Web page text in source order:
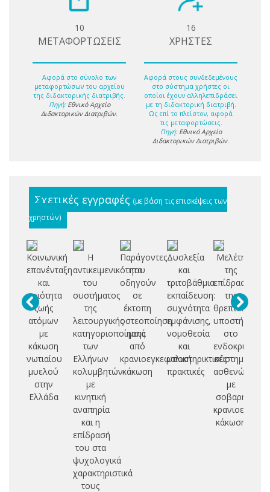
10
ΜΕΤΑΦΟΡΤΩΣΕΙΣ
Αφορά στο σύνολο των
μεταφορτώσων του αρχείου
της διδακτορικής διατριβής.
Πηγή: Εθνικό Αρχείο
Διδακτορικών Διατριβών.
16
ΧΡΗΣΤΕΣ
Αφορά στους συνδεδεμένους
στο σύστημα χρήστες οι
οποίοι έχουν αλληλεπιδράσει
με τη διδακτορική διατριβή.
Ως επί το πλείστον, αφορά
τις μεταφορτώσεις.
Πηγή: Εθνικό Αρχείο
Διδακτορικών Διατριβών.
Σχετικές εγγραφές (με βάση τις επισκέψεις των
χρηστών)
Κοινωνική
επανένταξη
και
ποιότητα
ζωής
ατόμων
με
κάκωση
νωτιαίου
μυελού
στην
Ελλάδα
Η
αντικειμενικότητα
του
συστήματος
της
λειτουργικής
κατηγοριοποίησης
των
Ελλήνων
κολυμβητών
με
κινητική
αναπηρία
και η
επίδρασή
του στα
ψυχολογικά
χαρακτηριστικά
τους
Παράγοντες
που
οδηγούν
σε
έκτοπη
οστεοποίηση
μετά
από
κρανιοεγκεφαλική
κάκωση
Δυσλεξία
και
τριτοβάθμια
εκπαίδευση:
συχνότητα
εμφάνισης,
νομοθεσία
και
υποστηρικτικές
πρακτικές
Μελέτη
της
επίδρασης
της
θρεπτικής
υποστήριξης
στο
ενδοκρινικό
σύστημα
ασθενών
με
σοβαρή
κάκωση